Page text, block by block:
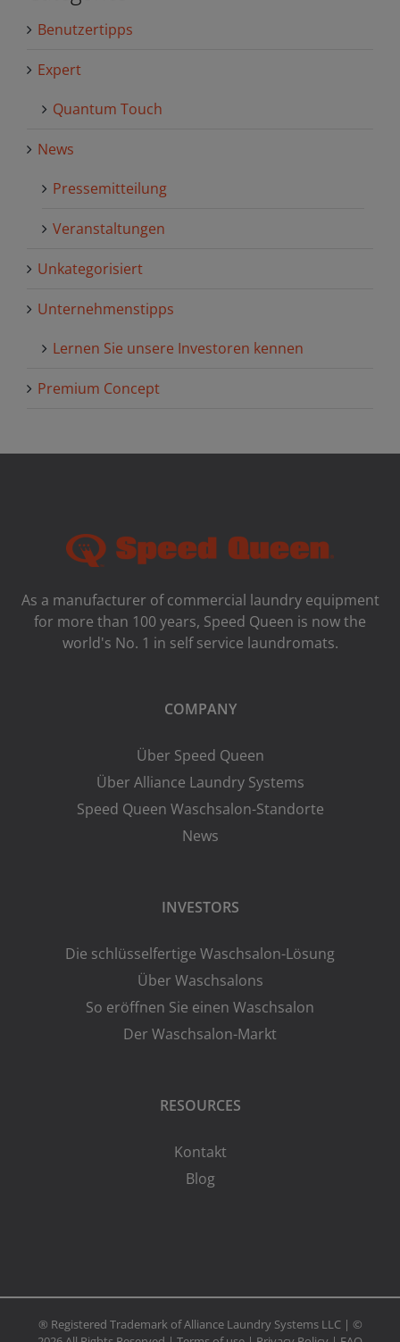
Benutzertipps
Expert
Quantum Touch
News
Pressemitteilung
Veranstaltungen
Unkategorisiert
Unternehmenstipps
Lernen Sie unsere Investoren kennen
Premium Concept
As a manufacturer of commercial laundry equipment
for more than 100 years, Speed ​​Queen is now the
world's No. 1 in self service laundromats.
COMPANY
Über Speed Queen
Über Alliance Laundry Systems
Speed Queen Waschsalon-Standorte
News
INVESTORS
Die schlüsselfertige Waschsalon-Lösung
Über Waschsalons
So eröffnen Sie einen Waschsalon
Der Waschsalon-Markt
RESOURCES
Kontakt
Blog
® Registered Trademark of Alliance Laundry Systems LLC | ©